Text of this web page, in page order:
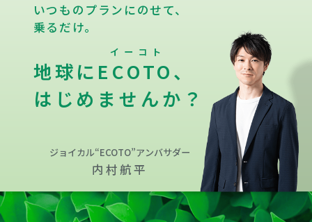
いつものプランにのせて、
乗るだけ。
地球に ECOTO
イーコト
、
はじめませんか？
ジョイカル“ECOTO”アンバサダー
内村航平